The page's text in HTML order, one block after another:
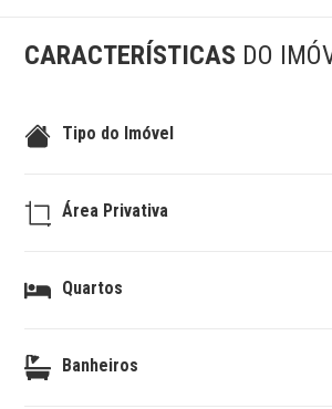
CARACTERÍSTICAS DO
Tipo do Imóvel
Área Privativa
Quartos
Banheiros